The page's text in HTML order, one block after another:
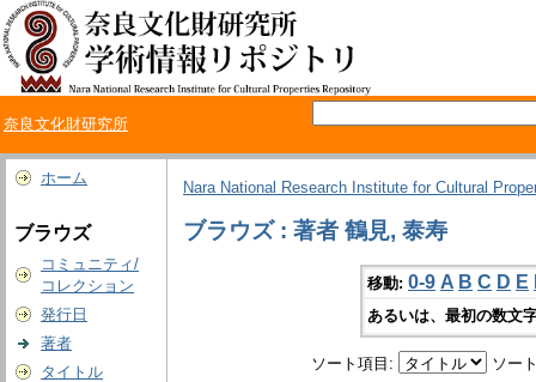
奈良文化財研究所
ホーム
ブラウズ
コミュニティ/
コレクション
発行日
著者
タイトル
Nara National Research Institute for Cultural
ブラウズ : 著者 鶴見, 泰寿
移動: 0-9 A B C D E
あるいは、最初の数文
ソート項目: ソー